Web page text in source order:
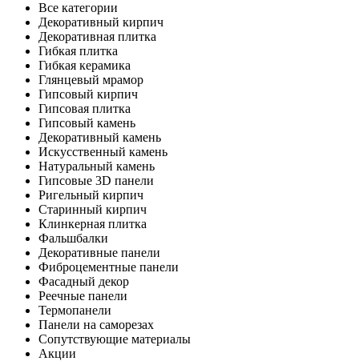
Все категории
Декоративный кирпич
Декоративная плитка
Гибкая плитка
Гибкая керамика
Глянцевый мрамор
Гипсовый кирпич
Гипсовая плитка
Гипсовый камень
Декоративный камень
Искусственный камень
Натуральный камень
Гипсовые 3D панели
Ригельный кирпич
Старинный кирпич
Клинкерная плитка
Фальшбалки
Декоративные панели
Фиброцементные панели
Фасадный декор
Реечные панели
Термопанели
Панели на саморезах
Сопутствующие материалы
Акции